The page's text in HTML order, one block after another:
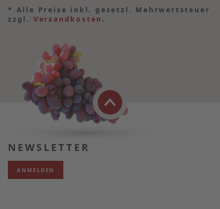
* Alle Preise inkl. gesetzl. Mehrwertsteuer
zzgl. Versandkosten .
NEWSLETTER
ANMELDEN